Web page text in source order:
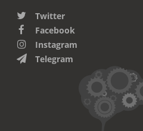
Twitter
Facebook
Instagram
Telegram